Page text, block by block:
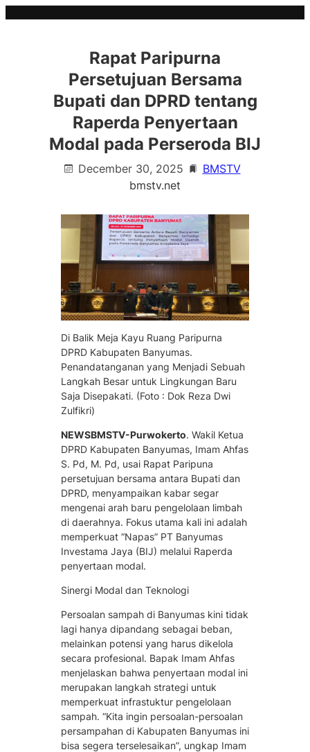
Rapat Paripurna
Persetujuan Bersama
Bupati dan DPRD tentang
Raperda Penyertaan
Modal pada Perseroda BIJ
December 30, 2025
BMSTV
bmstv.net
Di Balik Meja Kayu Ruang Paripurna
DPRD Kabupaten Banyumas.
Penandatanganan yang Menjadi Sebuah
Langkah Besar untuk Lingkungan Baru
Saja Disepakati. (Foto : Dok Reza Dwi
Zulfikri)
NEWSBMSTV-Purwokerto. Wakil Ketua
DPRD Kabupaten Banyumas, Imam Ahfas
S. Pd, M. Pd, usai Rapat Paripuna
persetujuan bersama antara Bupati dan
DPRD, menyampaikan kabar segar
mengenai arah baru pengelolaan limbah
di daerahnya. Fokus utama kali ini adalah
memperkuat “Napas” PT Banyumas
Investama Jaya (BIJ) melalui Raperda
penyertaan modal.
Sinergi Modal dan Teknologi
Persoalan sampah di Banyumas kini tidak
lagi hanya dipandang sebagai beban,
melainkan potensi yang harus dikelola
secara profesional. Bapak Imam Ahfas
menjelaskan bahwa penyertaan modal ini
merupakan langkah strategi untuk
memperkuat infrastuktur pengelolaan
sampah. “Kita ingin persoalan-persoalan
persampahan di Kabupaten Banyumas ini
bisa segera terselesaikan”, ungkap Imam